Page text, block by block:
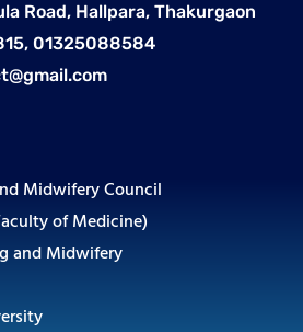
Road, Hallpara, Thakurgaon
01325088584
Midwifery Council
of Medicine)
and Midwifery